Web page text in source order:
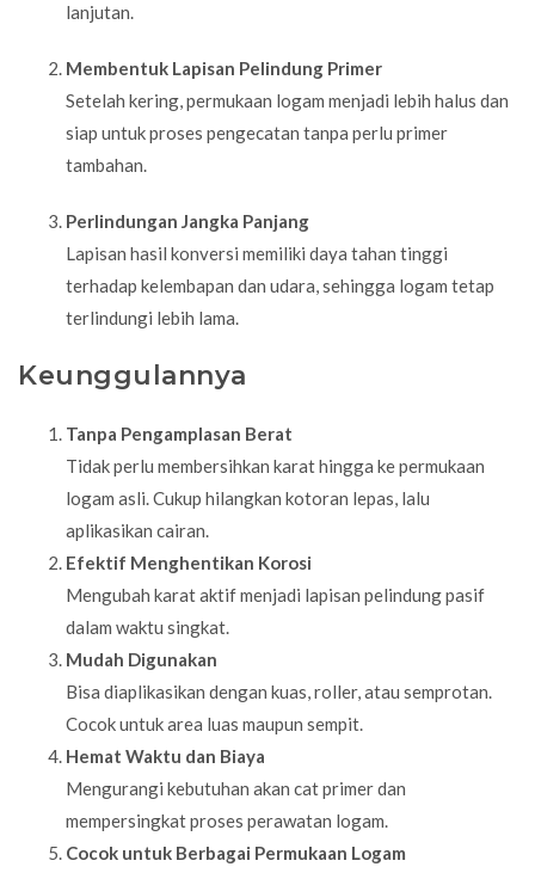
lanjutan.
Membentuk Lapisan Pelindung Primer
Setelah kering, permukaan logam menjadi lebih halus dan
siap untuk proses pengecatan tanpa perlu primer
tambahan.
Perlindungan Jangka Panjang
Lapisan hasil konversi memiliki daya tahan tinggi
terhadap kelembapan dan udara, sehingga logam tetap
terlindungi lebih lama.
Keunggulannya
Tanpa Pengamplasan Berat
Tidak perlu membersihkan karat hingga ke permukaan
logam asli. Cukup hilangkan kotoran lepas, lalu
aplikasikan cairan.
Efektif Menghentikan Korosi
Mengubah karat aktif menjadi lapisan pelindung pasif
dalam waktu singkat.
Mudah Digunakan
Bisa diaplikasikan dengan kuas, roller, atau semprotan.
Cocok untuk area luas maupun sempit.
Hemat Waktu dan Biaya
Mengurangi kebutuhan akan cat primer dan
mempersingkat proses perawatan logam.
Cocok untuk Berbagai Permukaan Logam